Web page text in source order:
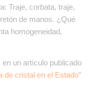
Traje, corbata, traje,
de manos. ¿Qué
homogeneidad,
un artículo publicado
de cristal en el Estado”